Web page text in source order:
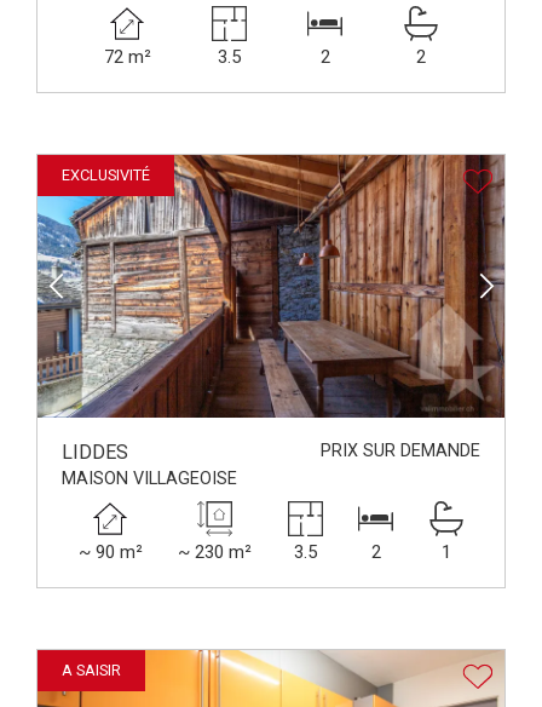
72 m² 3.5 2 2
EXCLUSIVITÉ
LIDDES
PRIX SUR DEMANDE
MAISON VILLAGEOISE
~ 90 m² ~ 230 m² 3.5 2 1
A SAISIR